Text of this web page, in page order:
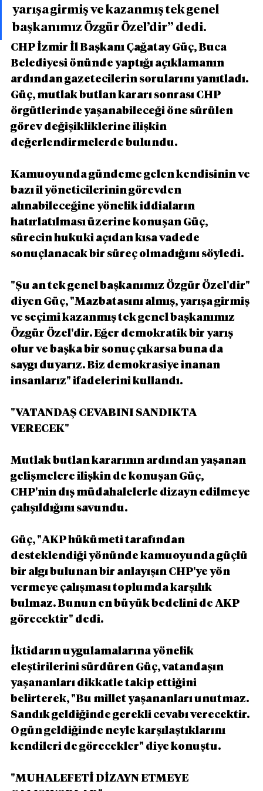
yarışa girmiş ve kazanmış tek genel
başkanımız Özgür Özel’dir” dedi.
CHP İzmir İl Başkanı Çağatay Güç, Buca
Belediyesi önünde yaptığı açıklamanın
ardından gazetecilerin sorularını yanıtladı.
Güç, mutlak butlan kararı sonrası CHP
örgütlerinde yaşanabileceği öne sürülen
görev değişikliklerine ilişkin
değerlendirmelerde bulundu.
Kamuoyunda gündeme gelen kendisinin ve
bazı il yöneticilerinin görevden
alınabileceğine yönelik iddiaların
hatırlatılması üzerine konuşan Güç,
sürecin hukuki açıdan kısa vadede
sonuçlanacak bir süreç olmadığını söyledi.
"Şu an tek genel başkanımız Özgür Özel'dir"
diyen Güç, "Mazbatasını almış, yarışa girmiş
ve seçimi kazanmış tek genel başkanımız
Özgür Özel'dir. Eğer demokratik bir yarış
olur ve başka bir sonuç çıkarsa buna da
saygı duyarız. Biz demokrasiye inanan
insanlarız" ifadelerini kullandı.
"VATANDAŞ CEVABINI SANDIKTA
VERECEK"
Mutlak butlan kararının ardından yaşanan
gelişmelere ilişkin de konuşan Güç,
CHP'nin dış müdahalelerle dizayn edilmeye
çalışıldığını savundu.
Güç, "AKP hükümeti tarafından
desteklendiği yönünde kamuoyunda güçlü
bir algı bulunan bir anlayışın CHP'ye yön
vermeye çalışması toplumda karşılık
bulmaz. Bunun en büyük bedelini de AKP
görecektir" dedi.
İktidarın uygulamalarına yönelik
eleştirilerini sürdüren Güç, vatandaşın
yaşananları dikkatle takip ettiğini
belirterek, "Bu millet yaşananları unutmaz.
Sandık geldiğinde gerekli cevabı verecektir.
O gün geldiğinde neyle karşılaştıklarını
kendileri de görecekler" diye konuştu.
"MUHALEFETİ DİZAYN ETMEYE